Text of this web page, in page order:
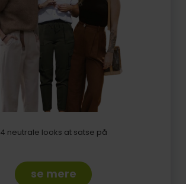
4 neutrale looks at satse på
se mere